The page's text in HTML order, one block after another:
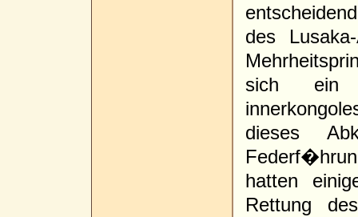
des
sich ein
dieses
hatten
Rettung